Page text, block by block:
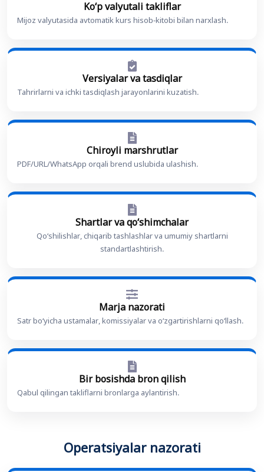
Ko‘p valyutali takliflar
Mijoz valyutasida avtomatik kurs hisob-kitobi bilan narxlash.
Versiyalar va tasdiqlar
Tahrirlarni va ichki tasdiqlash jarayonlarini kuzatish.
Chiroyli marshrutlar
PDF/URL/WhatsApp orqali brend uslubida ulashish.
Shartlar va qo‘shimchalar
Qo‘shilishlar, chiqarib tashlashlar va umumiy shartlarni
standartlashtirish.
Marja nazorati
Satr bo‘yicha ustamalar, komissiyalar va o‘zgartirishlarni qo‘llash.
Bir bosishda bron qilish
Qabul qilingan takliflarni bronlarga aylantirish.
Operatsiyalar nazorati